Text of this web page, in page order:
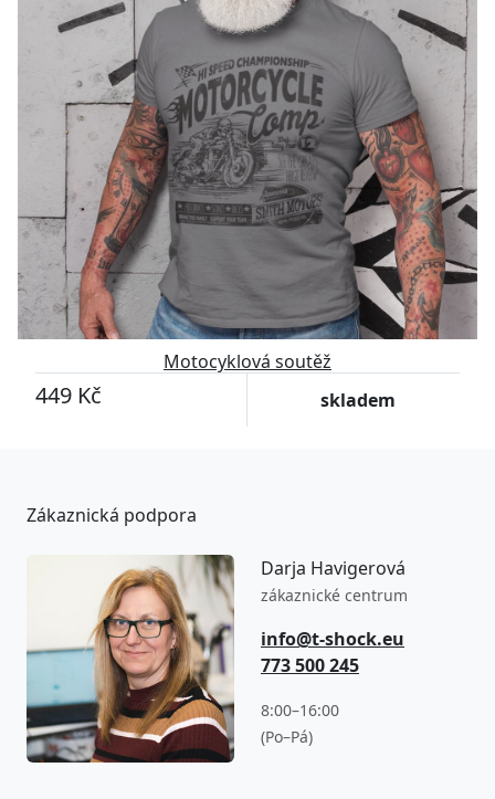
Motocyklová soutěž
449 Kč skladem
Zákaznická podpora
Darja Havigerová
zákaznické centrum
info@t-shock.eu
773 500 245
8:00–16:00
(Po–Pá)